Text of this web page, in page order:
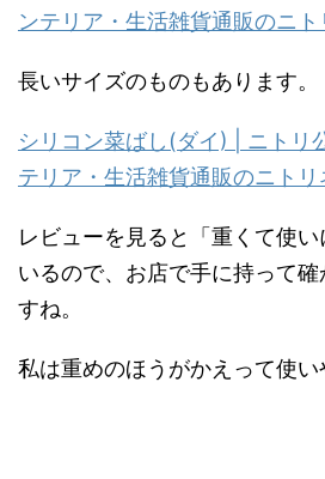
ンテリア・生活雑貨通販のニト
長いサイズのものもあります。
シリコン菜ばし(ダイ) | ニトリ
テリア・生活雑貨通販のニトリ
レビューを見ると「重くて使
いるので、お店で手に持って
すね。
私は重めのほうがかえって使い